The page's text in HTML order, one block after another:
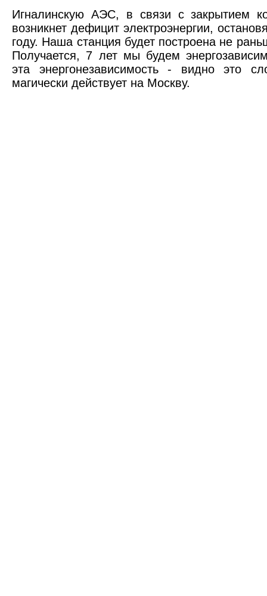
Игналинскую АЭС, в связи с закрытием
возникнет дефицит электроэнергии,
году. Наша станция будет построена не
Получается, 7 лет мы будем
эта энергонезависимость - видно это
магически действует на Москву.